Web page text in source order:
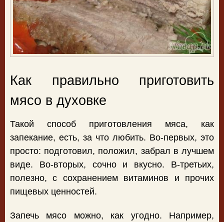
Как правильно приготовить
мясо в духовке
Такой способ приготовления мяса, как
запекание, есть, за что любить. Во-первых, это
просто: подготовил, положил, забрал в лучшем
виде. Во-вторых, сочно и вкусно. В-третьих,
полезно, с сохранением витаминов и прочих
пищевых ценностей.
Запечь мясо можно, как угодно. Например,